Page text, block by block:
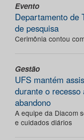
Evento
Departamento de
de pesquisa
Cerimônia contou
Gestão
UFS mantém
durante o
abandono
A equipe da Diacom
e cuidados diários